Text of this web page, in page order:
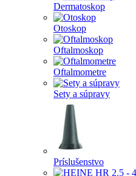
Dermatoskop
Otoskop
Oftalmoskop
Oftalmometre
Sety a súpravy
Príslušenstvo